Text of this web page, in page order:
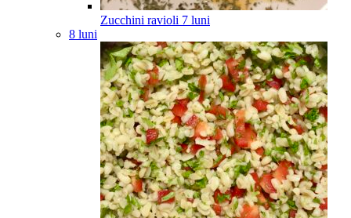
Zucchini ravioli 7 luni
8 luni